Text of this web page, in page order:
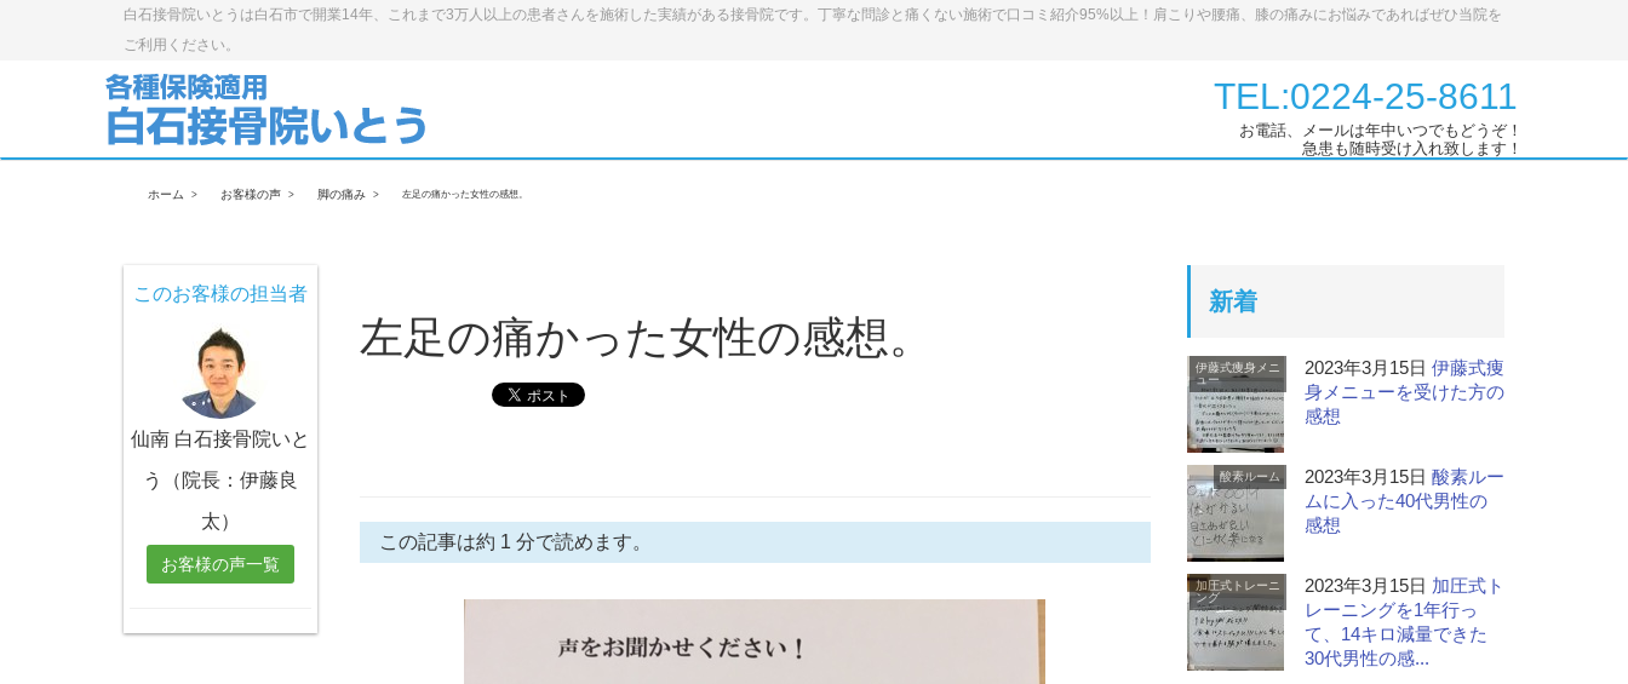
白石接骨院いとうは白石市で開業14年、これまで3万人以上の患者さんを施術した実績がある接骨院です。丁寧な問診と痛くない施術で口コミ紹介95%以上！肩こりや腰痛、膝の痛みにお悩みであればぜひ当院を
ご利用ください。
TEL:0224-25-8611
お電話、メールは年中いつでもどうぞ！
急患も随時受け入れ致します！
ホーム お客様の声 脚の痛み 左足の痛かった女性の感想。
左足の痛かった女性の感想。
この記事は約 1 分で読めます。
このお客様の担当者
仙南 白石接骨院いと
う（院長：伊藤良
太）
お客様の声一覧
新着
伊藤式痩身メニ
ュー
2023年3月15日 伊藤式痩
身メニューを受けた方の
感想
酸素ルーム 2023年3月15日 酸素ルー
ムに入った40代男性の
感想
加圧式トレーニ
ング
2023年3月15日 加圧式ト
レーニングを1年行っ
て、14キロ減量できた
30代男性の感...